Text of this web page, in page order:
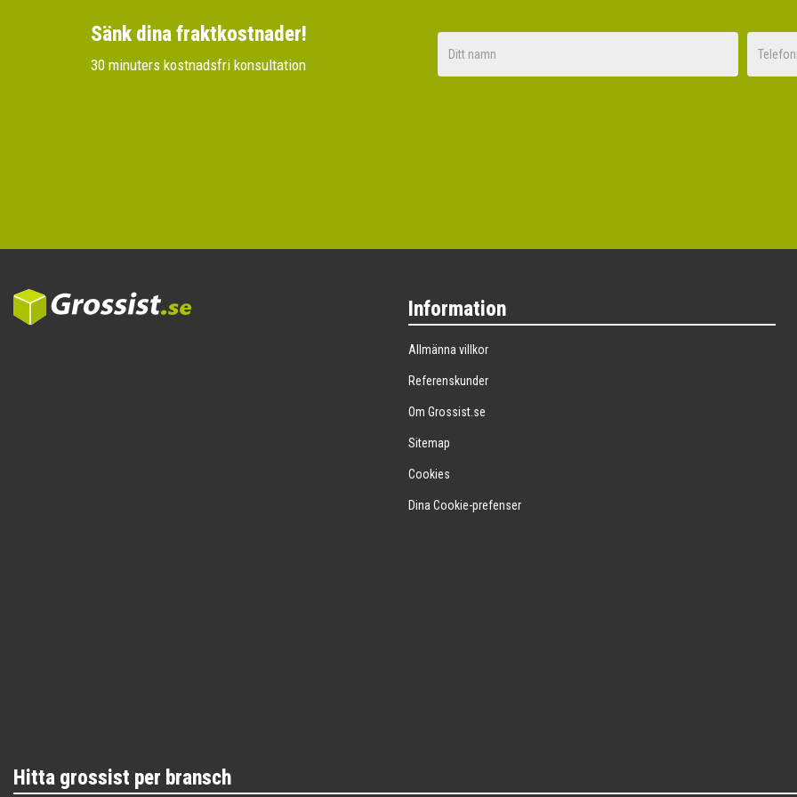
Sänk dina fraktkostnader!
30 minuters kostnadsfri konsultation
Information
Allmänna villkor
Referenskunder
Om Grossist.se
Sitemap
Cookies
Dina Cookie-prefenser
Hitta grossist per bransch